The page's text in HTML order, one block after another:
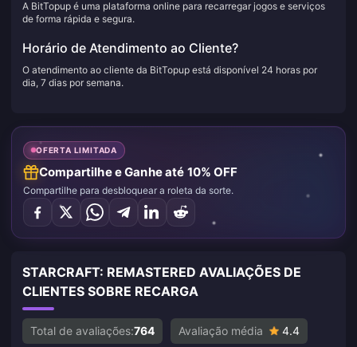
A BitTopup é uma plataforma online para recarregar jogos e serviços
de forma rápida e segura.
Horário de Atendimento ao Cliente?
O atendimento ao cliente da BitTopup está disponível 24 horas por
dia, 7 dias por semana.
OFERTA LIMITADA
Compartilhe e Ganhe até 10% OFF
Compartilhe para desbloquear a roleta da sorte.
STARCRAFT: REMASTERED AVALIAÇÕES DE
CLIENTES SOBRE RECARGA
Total de avaliações:764 Avaliação média 4.4